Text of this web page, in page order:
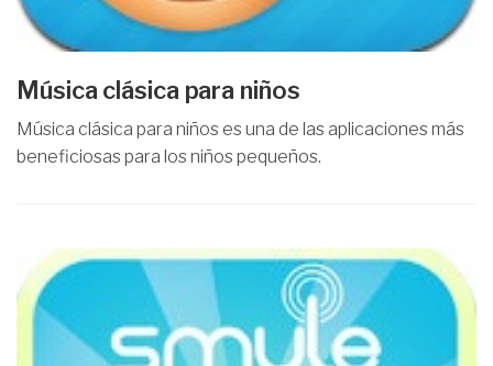
Música clásica para niños
Música clásica para niños es una de las aplicaciones más
beneficiosas para los niños pequeños.